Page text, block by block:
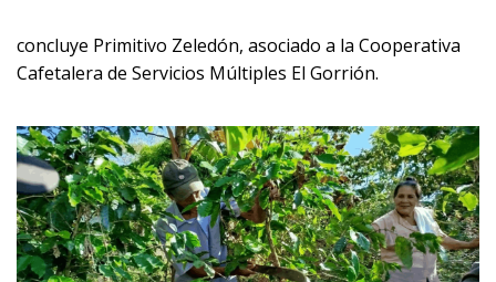
concluye Primitivo Zeledón, asociado a la Cooperativa
Cafetalera de Servicios Múltiples El Gorrión.